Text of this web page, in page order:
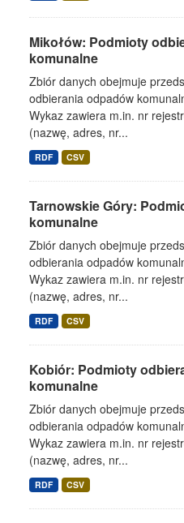
Mikołów: Podmioty
komunalne
Zbiór danych obejmuje
odbierania odpadów
Wykaz zawiera m.in. nr
(nazwę, adres, nr...
RDF CSV
Tarnowskie Góry:
komunalne
Zbiór danych obejmuje
odbierania odpadów
Wykaz zawiera m.in. nr
(nazwę, adres, nr...
RDF CSV
Kobiór: Podmioty
komunalne
Zbiór danych obejmuje
odbierania odpadów
Wykaz zawiera m.in. nr
(nazwę, adres, nr...
RDF CSV